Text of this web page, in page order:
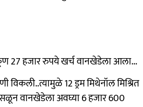
27 हजार रुपये खर्च वानखेडेला आला...
12 ड्रम मिथेनॉल मिश्रित
वानखेडेला अवघ्या 6 हजार 600